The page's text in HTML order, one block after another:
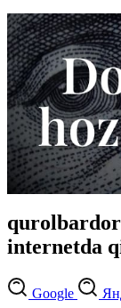
internetda
Google